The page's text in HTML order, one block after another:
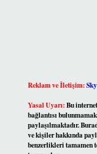
Reklam ve İletişim:
Yasal Uyarı:Bu
bağlantısı
paylaşılmaktadır.
ve kişiler hakkında
benzerlikleri tamamen